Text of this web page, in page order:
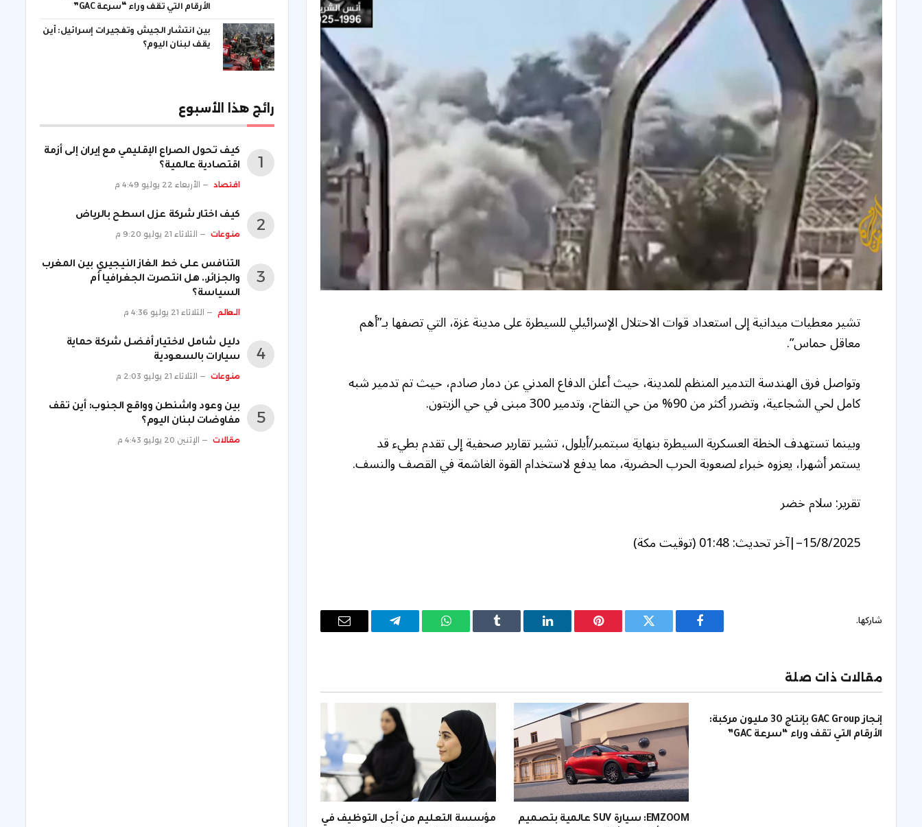
تشير معطيات ميدانية إلى استعداد قوات الاحتلال الإسرائيلي للسيطرة على مدينة غزة، التي تصفها بـ”أهم
معاقل حماس”.
وتواصل فرق الهندسة التدمير المنظم للمدينة، حيث أعلن الدفاع المدني عن دمار صادم، حيث تم تدمير شبه
كامل لحي الشجاعية، وتضرر أكثر من 90% من حي التفاح، وتدمير 300 مبنى في حي الزيتون.
وبينما تستهدف الخطة العسكرية السيطرة بنهاية سبتمبر/أيلول، تشير تقارير صحفية إلى تقدم بطيء قد
يستمر أشهرا، يعزوه خبراء لصعوبة الحرب الحضرية، مما يدفع لاستخدام القوة الغاشمة في القصف والنسف.
تقرير: سلام خضر
15/8/2025
–
|آخر تحديث:01:48 (توقيت مكة)
شاركها.
فيسبوك تويتر بينتيريستلينكدإن Tumblr واتساب تيلقرام
البريد
مقالات ذات صلة
إنجاز GAC Group بإنتاج 30 مليون مركبة:
الأرقام التي تقف وراء “سرعة GAC”
EMZOOM: سيارة SUV عالمية بتصميم
مؤسسة التعليم من أجل التوظيف في
الأرقام التي تقف وراء “سرعة GAC”
بين انتشار الجيش وتفجيرات إسرائيل: أين
يقف لبنان اليوم؟
رائج هذا الأسبوع
كيف تحول الصراع الإقليمي مع إيران إلى أزمة
اقتصادية عالمية؟
اقتصاد الأربعاء 22 يوليو 4:49 م
كيف اختار شركة عزل اسطح بالرياض
منوعات الثلاثاء 21 يوليو 9:20 م
التنافس على خط الغاز النيجيري بين المغرب
والجزائر.. هل انتصرت الجغرافيا أم
السياسة؟
العالم الثلاثاء 21 يوليو 4:36 م
دليل شامل لاختيار أفضل شركة حماية
سيارات بالسعودية
منوعات الثلاثاء 21 يوليو 2:03 م
بين وعود واشنطن وواقع الجنوب: أين تقف
مفاوضات لبنان اليوم؟
مقالات الإثنين 20 يوليو 4:43 م